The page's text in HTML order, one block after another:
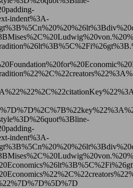
indent%3A-
indent%3A-